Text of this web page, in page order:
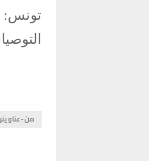
تونس:
من-